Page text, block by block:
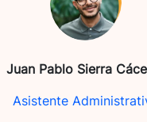
Juan Pablo Sierra
Asistente